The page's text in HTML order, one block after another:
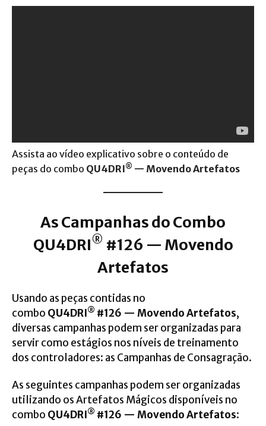
Assista ao vídeo explicativo sobre o conteúdo de
peças do combo QU4DRI® — Movendo Artefatos
As Campanhas do Combo
QU4DRI® #126 — Movendo
Artefatos
Usando as peças contidas no
combo QU4DRI® #126 — Movendo Artefatos,
diversas campanhas podem ser organizadas para
servir como estágios nos níveis de treinamento
dos controladores: as Campanhas de Consagração.
As seguintes campanhas podem ser organizadas
utilizando os Artefatos Mágicos disponíveis no
combo QU4DRI® #126 — Movendo Artefatos: